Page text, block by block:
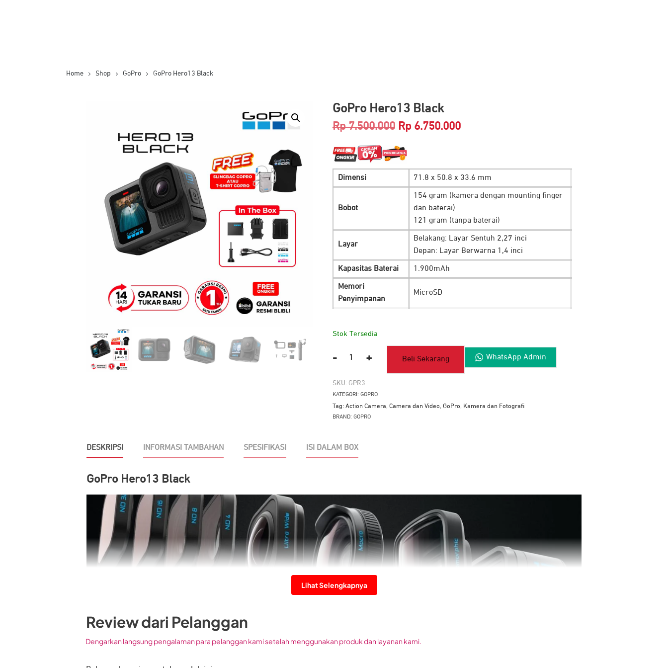
Home Shop GoPro GoPro Hero13 Black
GoPro Hero13 Black
Rp7.500.000 Harga
aslinya
adalah:
Rp 7.500.000.
Rp6.750.000Harga
ini
adalah:
Dimensi 71.8 x 50.8 x 33.6 mm
Bobot
154 gram (kamera dengan mounting finger
dan baterai)
121 gram (tanpa baterai)
Layar
Belakang: Layar Sentuh 2,27 inci
Depan: Layar Berwarna 1,4 inci
Kapasitas Baterai 1.900mAh
Memori
Penyimpanan
MicroSD
Stok Tersedia
-
Hero13
+ Beli Sekarang WhatsApp Admin
SKU: GPR3
KATEGORI: GOPRO
Tag: Action Camera Camera dan Video GoPro Kamera dan Fotografi
BRAND: GOPRO
DESKRIPSI INFORMASI TAMBAHAN SPESIFIKASI ISI DALAM BOX
GoPro Hero13 Black
Lihat Selengkapnya
Review dari Pelanggan
Dengarkan langsung pengalaman para pelanggan kami setelah menggunakan produk dan layanan kami.